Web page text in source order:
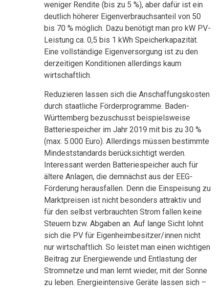
weniger Rendite (bis zu 5 %), aber dafür ist ein
deutlich höherer Eigenverbrauchsanteil von 50
bis 70 % möglich. Dazu benötigt man pro kW PV-
Leistung ca. 0,5 bis 1 kWh Speicherkapazität.
Eine vollständige Eigenversorgung ist zu den
derzeitigen Konditionen allerdings kaum
wirtschaftlich.
Reduzieren lassen sich die Anschaffungskosten
durch staatliche Förderprogramme. Baden-
Württemberg bezuschusst beispielsweise
Batteriespeicher im Jahr 2019 mit bis zu 30 %
(max. 5.000 Euro). Allerdings müssen bestimmte
Mindeststandards berücksichtigt werden.
Interessant werden Batteriespeicher auch für
ältere Anlagen, die demnächst aus der EEG-
Förderung herausfallen. Denn die Einspeisung zu
Marktpreisen ist nicht besonders attraktiv und
für den selbst verbrauchten Strom fallen keine
Steuern bzw. Abgaben an. Auf lange Sicht lohnt
sich die PV für Eigenheimbesitzer/innen nicht
nur wirtschaftlich. So leistet man einen wichtigen
Beitrag zur Energiewende und Entlastung der
Stromnetze und man lernt wieder, mit der Sonne
zu leben. Energieintensive Geräte lassen sich –